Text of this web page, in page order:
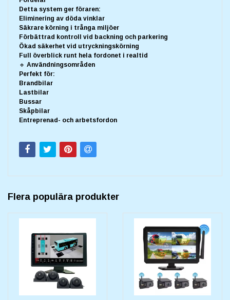
Detta system ger föraren:
Eliminering av döda vinklar
Säkrare körning i trånga miljöer
Förbättrad kontroll vid backning och parkering
Ökad säkerhet vid utryckningskörning
Full överblick runt hela fordonet i realtid
🔹 Användningsområden
Perfekt för:
Brandbilar
Lastbilar
Bussar
Skåpbilar
Entreprenad- och arbetsfordon
Flera populära produkter